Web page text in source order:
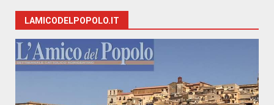
LAMICODELPOPOLO.IT